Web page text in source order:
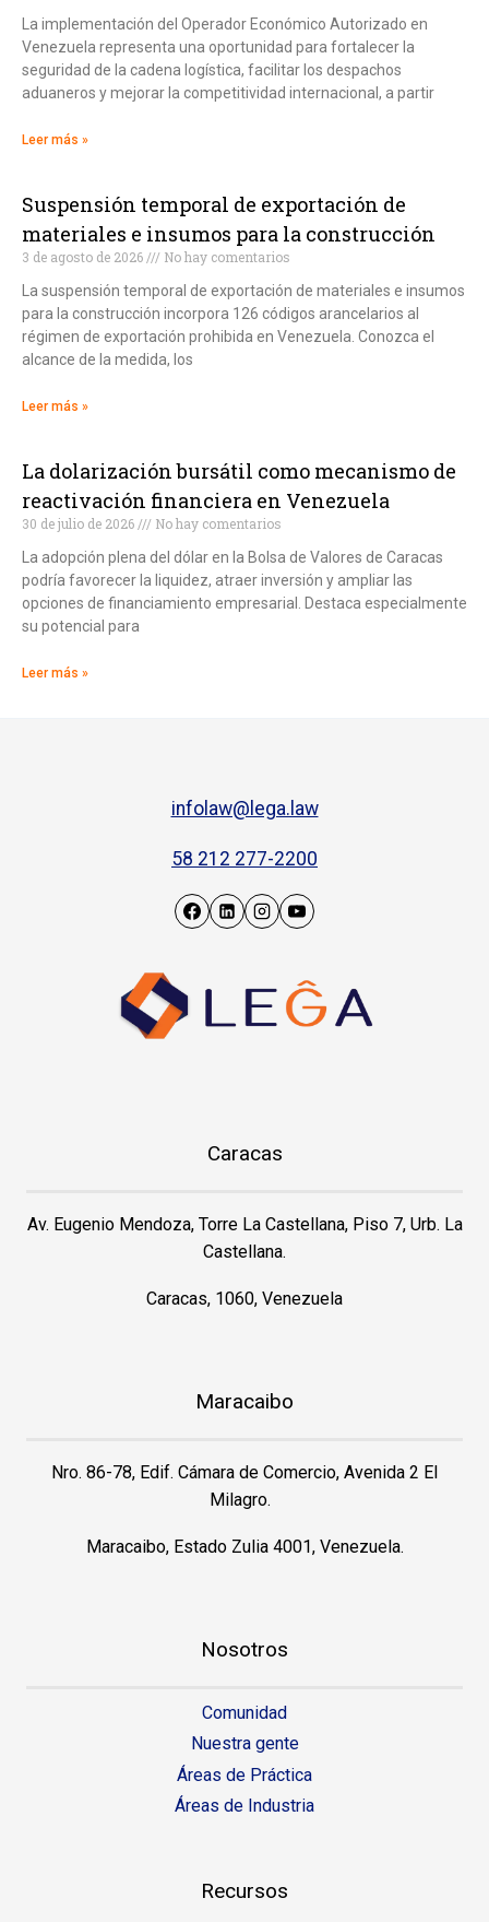
La implementación del Operador Económico Autorizado en
Venezuela representa una oportunidad para fortalecer la
seguridad de la cadena logística, facilitar los despachos
aduaneros y mejorar la competitividad internacional, a partir
Leer más »
Suspensión temporal de exportación de
materiales e insumos para la construcción
3 de agosto de 2026
No hay comentarios
La suspensión temporal de exportación de materiales e insumos
para la construcción incorpora 126 códigos arancelarios al
régimen de exportación prohibida en Venezuela. Conozca el
alcance de la medida, los
Leer más »
La dolarización bursátil como mecanismo de
reactivación financiera en Venezuela
30 de julio de 2026
No hay comentarios
La adopción plena del dólar en la Bolsa de Valores de Caracas
podría favorecer la liquidez, atraer inversión y ampliar las
opciones de financiamiento empresarial. Destaca especialmente
su potencial para
Leer más »
infolaw@lega.law
58 212 277-2200
Caracas
Av. Eugenio Mendoza, Torre La Castellana, Piso 7, Urb. La
Castellana.
Caracas, 1060, Venezuela
Maracaibo
Nro. 86-78, Edif. Cámara de Comercio, Avenida 2 El
Milagro.
Maracaibo, Estado Zulia 4001, Venezuela.
Nosotros
Comunidad
Nuestra gente
Áreas de Práctica
Áreas de Industria
Recursos